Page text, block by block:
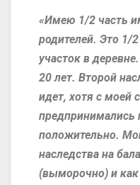
«Имею 1/2 часть
родителей. Это 1/
участок в
20 лет. Второй
идет, хотя с моей
предпринимались
положительно.
наследства на
(выморочно) и как